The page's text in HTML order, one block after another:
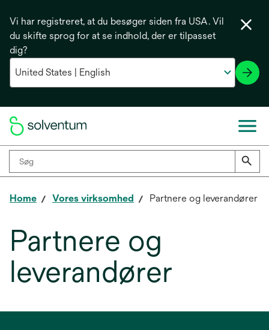
Vi har registreret, at du besøger siden fra USA. Vil
du skifte sprog for at se indhold, der er tilpasset
dig?
Home Vores virksomhed Partnere og leverandører
Partnere og
leverandører